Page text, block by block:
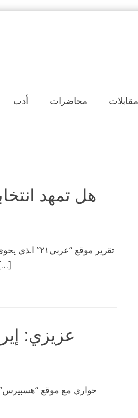
أدب محاضرات مقابلات
هل تمهد
تقرير موقع
التشريعية الإيرانية الجمعة، بمنافسة أكثر
عزيزي:
حواري مع موقع “هسبيرس”